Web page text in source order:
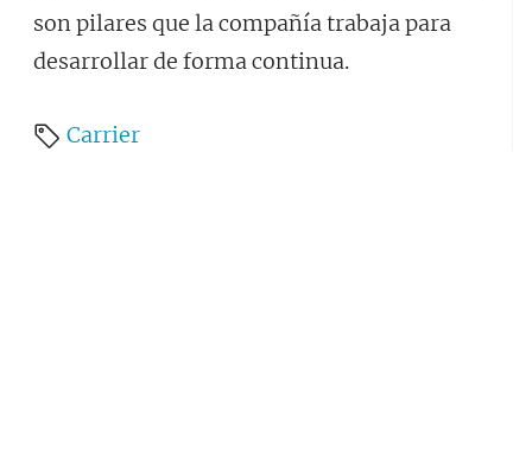
son pilares que la compañía trabaja para
desarrollar de forma continua.
Carrier